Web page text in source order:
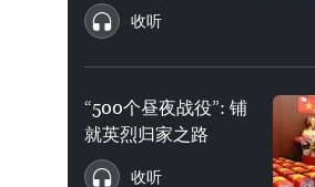
收听
“500个昼夜战役”: 铺
就英烈归家之路
收听